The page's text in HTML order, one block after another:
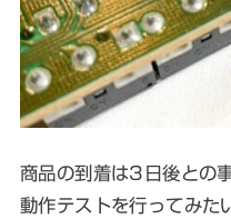
商品の到着は3日後との
動作テストを行ってみた